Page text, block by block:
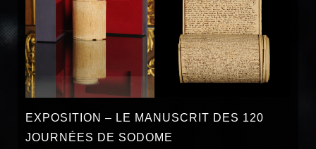
EXPOSITION – LE MANUSCRIT DES 120
JOURNÉES DE SODOME